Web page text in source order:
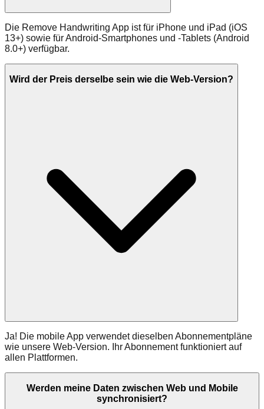
Die Remove Handwriting App ist für iPhone und iPad (iOS
13+) sowie für Android-Smartphones und -Tablets (Android
8.0+) verfügbar.
Wird der Preis derselbe sein wie die Web-Version?
Ja! Die mobile App verwendet dieselben Abonnementpläne
wie unsere Web-Version. Ihr Abonnement funktioniert auf
allen Plattformen.
Werden meine Daten zwischen Web und Mobile
synchronisiert?